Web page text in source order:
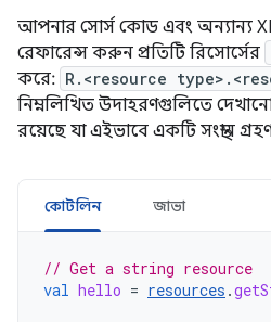
আপনার সোর্স কোড এবং অন্যান্য
রেফারেন্স করুন প্রতিটি রিসোর্সের
করে: R.<resource
নিম্নলিখিত উদাহরণগুলিতে
রয়েছে যা এইভাবে একটি সংস্থান
কোটলিন জাভা
// Get a string resource
val hello = resources .